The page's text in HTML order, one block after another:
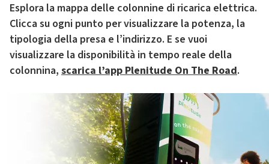
Esplora la mappa delle colonnine di ricarica elettrica.
Clicca su ogni punto per visualizzare la potenza, la
tipologia della presa e l’indirizzo. E se vuoi
visualizzare la disponibilità in tempo reale della
colonnina, scarica l’app Plenitude On The Road.